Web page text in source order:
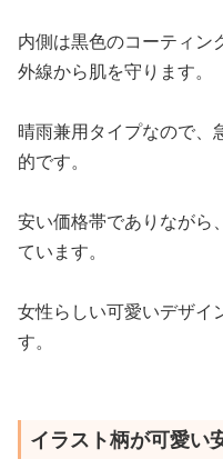
内側は黒色のコーティン
外線から肌を守ります。
晴雨兼用タイプなので、
的です。
安い価格帯でありながら
ています。
女性らしい可愛いデザイ
す。
イラスト柄が可愛い